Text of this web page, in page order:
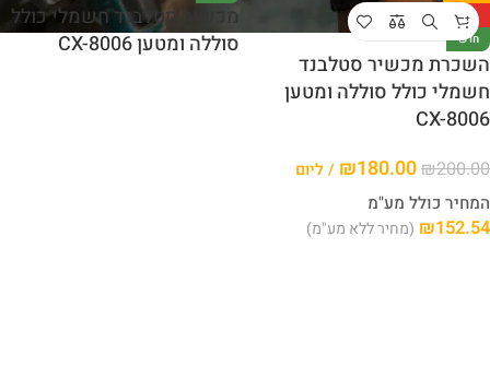
חם
חדש
השכרת מכשיר סטלבנד
חשמלי כולל סוללה ומטען
CX-8006
₪200.00
₪180.00 / ליום
המחיר כולל מע"מ
₪152.54 (מחיר ללא מע"מ)
מכשיר סטלבנד חשמלי כולל
סוללה ומטען CX-8006